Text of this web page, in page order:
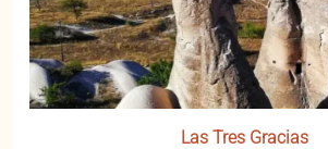
Las Tres Gracias